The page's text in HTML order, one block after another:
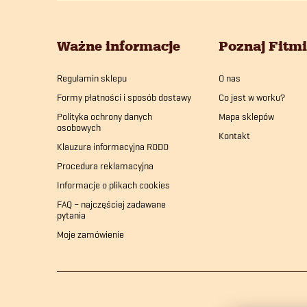
Ważne informacje
Regulamin sklepu
Formy płatności i sposób dostawy
Polityka ochrony danych
osobowych
Klauzura informacyjna RODO
Procedura reklamacyjna
Informacje o plikach cookies
FAQ – najczęściej zadawane
pytania
Moje zamówienie
Poznaj
O nas
Co jest w worku?
Mapa sklepów
Kontakt